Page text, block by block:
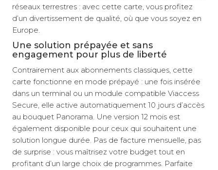
réseaux terrestres : avec cette carte, vous profitez
d’un divertissement de qualité, où que vous soyez en
Europe.
Une solution prépayée et sans
engagement pour plus de liberté
Contrairement aux abonnements classiques, cette
carte fonctionne en mode prépayé : une fois insérée
dans un terminal ou un module compatible Viaccess
Secure, elle active automatiquement 10 jours d’accès
au bouquet Panorama. Une version 12 mois est
également disponible pour ceux qui souhaitent une
solution longue durée. Pas de facture mensuelle, pas
de surprise : vous maîtrisez votre budget tout en
profitant d’un large choix de programmes. Parfaite